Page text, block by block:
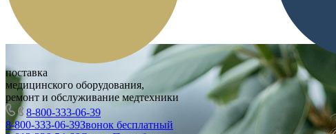
поставка
медицинского оборудования,
ремонт и обслуживание медтехники
8-800-333-06-39
8-800-333-06-39Звонок бесплатный